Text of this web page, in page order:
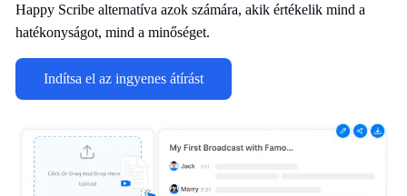
Happy Scribe alternatíva azok számára, akik értékelik mind a
hatékonyságot, mind a minőséget.
Indítsa el az ingyenes átírást